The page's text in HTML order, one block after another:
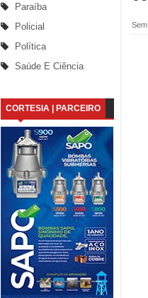
Nota de pesar:
Denise Ribeiro toma
Dois Gigantes da
Vereador Davyd
Assembleia Legislativa
Mari marca presença
SUS
MULUNGU: Servidora
população
Paraíba
Policial
Política
Saúde E Ciência
CORTESIA | PARCEIRO